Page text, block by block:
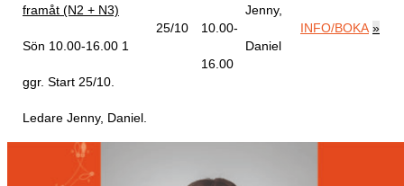
framåt (N2 + N3)
Sön 10.00-16.00 1
ggr. Start 25/10
Ledare Jenny, Daniel
25/10 10.00-
16.00
Jenny,
Daniel
INFO/BOKA »